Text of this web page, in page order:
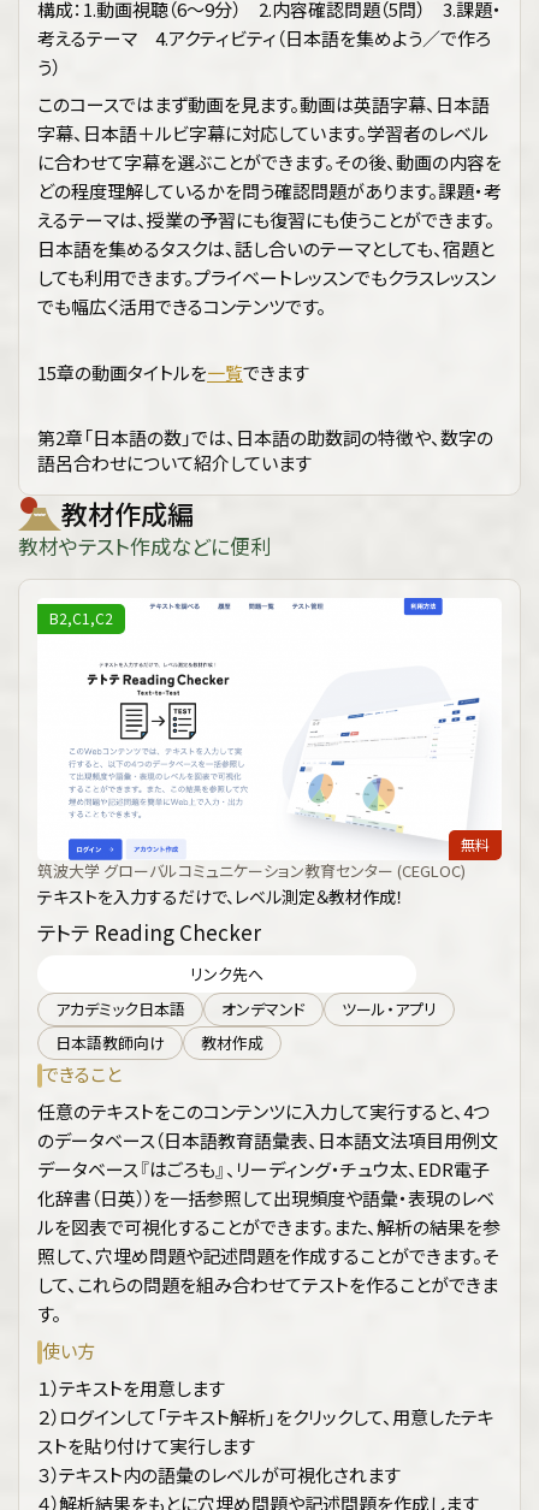
構成：1.動画視聴（6～9分） 2.内容確認問題（5問） 3.課題・
考えるテーマ 4.アクティビティ（日本語を集めよう／で作ろ
う）
このコースではまず動画を見ます。動画は英語字幕、日本語
字幕、日本語＋ルビ字幕に対応しています。学習者のレベル
に合わせて字幕を選ぶことができます。その後、動画の内容を
どの程度理解しているかを問う確認問題があります。課題・考
えるテーマは、授業の予習にも復習にも使うことができます。
日本語を集めるタスクは、話し合いのテーマとしても、宿題と
しても利用できます。プライベートレッスンでもクラスレッスン
でも幅広く活用できるコンテンツです。
15章の動画タイトルを一覧できます
第2章「日本語の数」では、日本語の助数詞の特徴や、数字の
語呂合わせについて紹介しています
教材作成編
教材やテスト作成などに便利
B2,C1,C2
無料
筑波大学 グローバルコミュニケーション教育センター (CEGLOC)
テキストを入力するだけで、レベル測定＆教材作成！
テトテ Reading Checker
リンク先へ
アカデミック日本語
オンデマンド
ツール・アプリ
日本語教師向け
教材作成
できること
任意のテキストをこのコンテンツに入力して実行すると、4つ
のデータベース（日本語教育語彙表、日本語文法項目用例文
データベース『はごろも』、リーディング・チュウ太、EDR電子
化辞書（日英））を一括参照して出現頻度や語彙・表現のレベ
ルを図表で可視化することができます。また、解析の結果を参
照して、穴埋め問題や記述問題を作成することができます。そ
して、これらの問題を組み合わせてテストを作ることができま
す。
使い方
１）テキストを用意します
２）ログインして「テキスト解析」をクリックして、用意したテキ
ストを貼り付けて実行します
３）テキスト内の語彙のレベルが可視化されます
４）解析結果をもとに穴埋め問題や記述問題を作成します